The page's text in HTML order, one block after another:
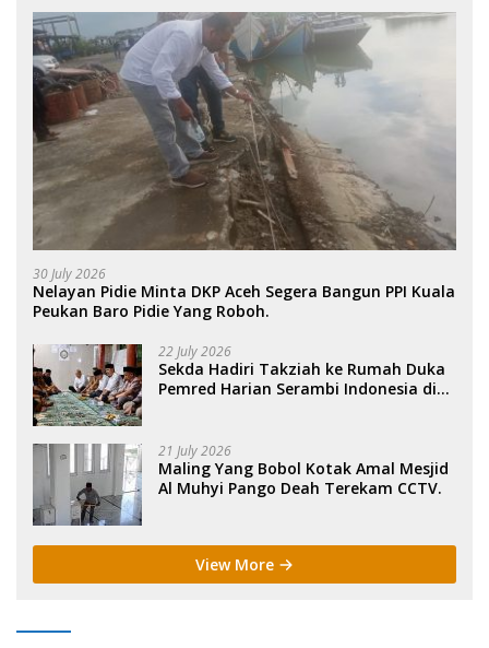
30 July 2026
Nelayan Pidie Minta DKP Aceh Segera Bangun PPI Kuala
Peukan Baro Pidie Yang Roboh.
22 July 2026
Sekda Hadiri Takziah ke Rumah Duka
Pemred Harian Serambi Indonesia di
21 July 2026
Maling Yang Bobol Kotak Amal Mesjid
Al Muhyi Pango Deah Terekam CCTV.
View More